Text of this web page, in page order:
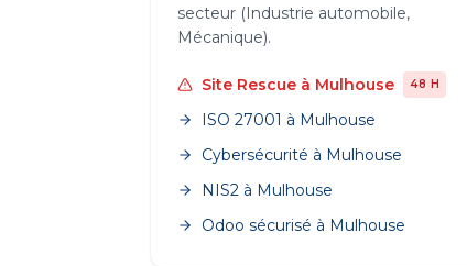
secteur (Industrie automobile,
Mécanique).
Site Rescue à Mulhouse 48 H
ISO 27001 à Mulhouse
Cybersécurité à Mulhouse
NIS2 à Mulhouse
Odoo sécurisé à Mulhouse